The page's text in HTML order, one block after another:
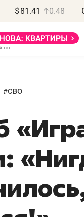
$ 81.41 0.48
#сво
Василь Мазитов
МАРТ
местных
минимум